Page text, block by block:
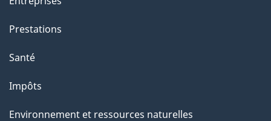
g
e
Prestations
Santé
Impôts
Environnement et ressources naturelles